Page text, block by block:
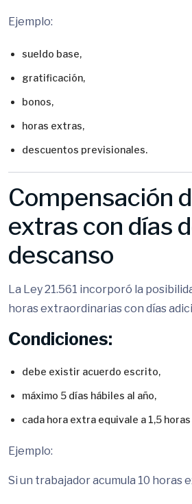
Ejemplo:
sueldo base,
gratificación,
bonos,
horas extras,
descuentos previsionales.
Compensación
extras con días
descanso
La Ley 21.561 incorporó la
horas extraordinarias con días
Condiciones:
debe existir acuerdo escrito,
máximo 5 días hábiles al año,
cada hora extra equivale a 1,5
Ejemplo:
Si un trabajador acumula 10 horas